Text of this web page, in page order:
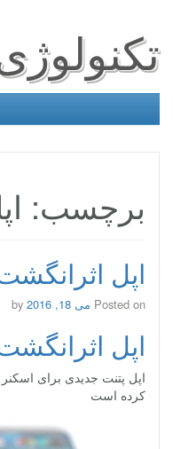
برچسب:
اپل
Posted on می 18, 2016
اپل
اپل پتنت جدیدی برای
کرده است